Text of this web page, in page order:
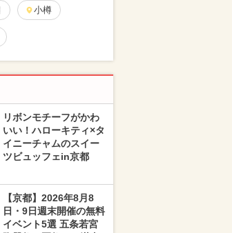
小樽
リボンモチーフがかわ
いい！ハローキティ×タ
イニーチャムのスイー
ツビュッフェin京都
【京都】2026年8月8
日・9日週末開催の無料
イベント5選 五条若宮